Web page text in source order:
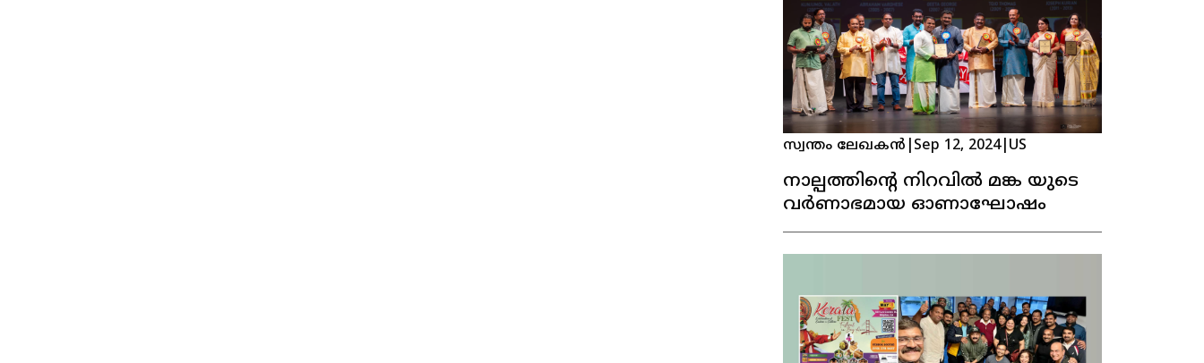
സ്വന്തം ലേഖകൻ Sep 12, 2024| US
നാല്പത്തിൻ്റെ നിറവിൽ മങ്ക യുടെ
വർണാഭമായ ഓണാഘോഷം